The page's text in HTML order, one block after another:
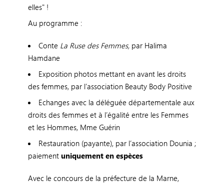
elles" !
Au programme :
Conte La Ruse des Femmes,par Halima
Hamdane
Exposition photos mettant en avant les droits
des femmes, par l’association Beauty Body Positive
Echanges avec la déléguée départementale aux
droits des femmes et à l’égalité entre les Femmes
et les Hommes, Mme Guérin
Restauration (payante), par l’association Dounia ;
paiement uniquement en espèces
Avec le concours de la préfecture de la Marne,